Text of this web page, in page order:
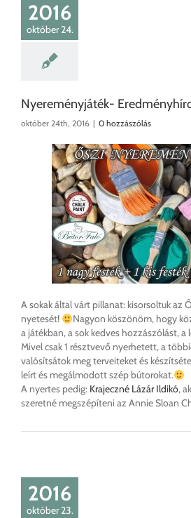
2016
október 24.
Nyereményjáték-
október 24th, 2016 | 0 hozzászólás
A sokak által várt pillanat: kisorsoltuk az
nyetesét!
Nagyon köszönöm, hogy
a játékban, a sok kedves hozzászólást,
Mivel csak 1 résztvevő nyerhetett, a
valósítsátok meg terveiteket és
leírt és megálmodott szép bútorokat.
A nyertes pedig: Krajeczné Lázár Ildikó,
szeretné megszépíteni az Annie Sloan
2016
október 23.